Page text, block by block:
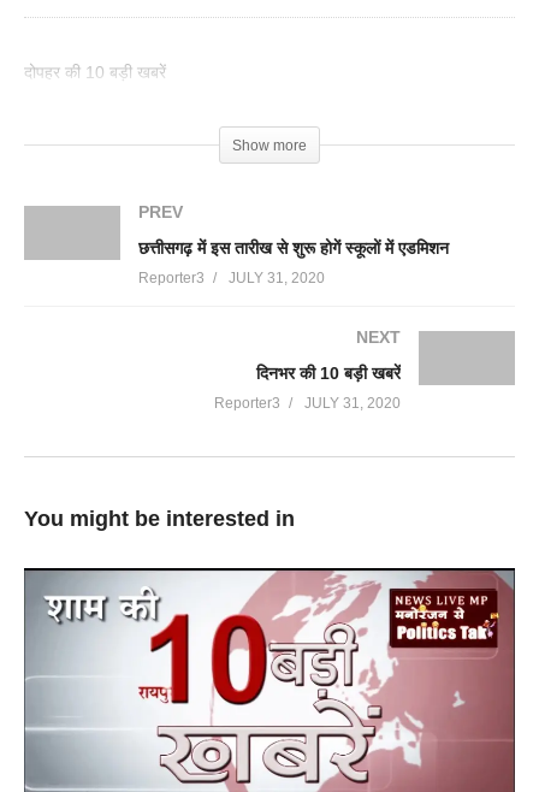
दोपहर की 10 बड़ी खबरें
Show more
PREV
छत्तीसगढ़ में इस तारीख से शुरू होगें स्कूलों में एडमिशन
Reporter3 JULY 31, 2020
NEXT
दिनभर की 10 बड़ी खबरें
Reporter3 JULY 31, 2020
You might be interested in